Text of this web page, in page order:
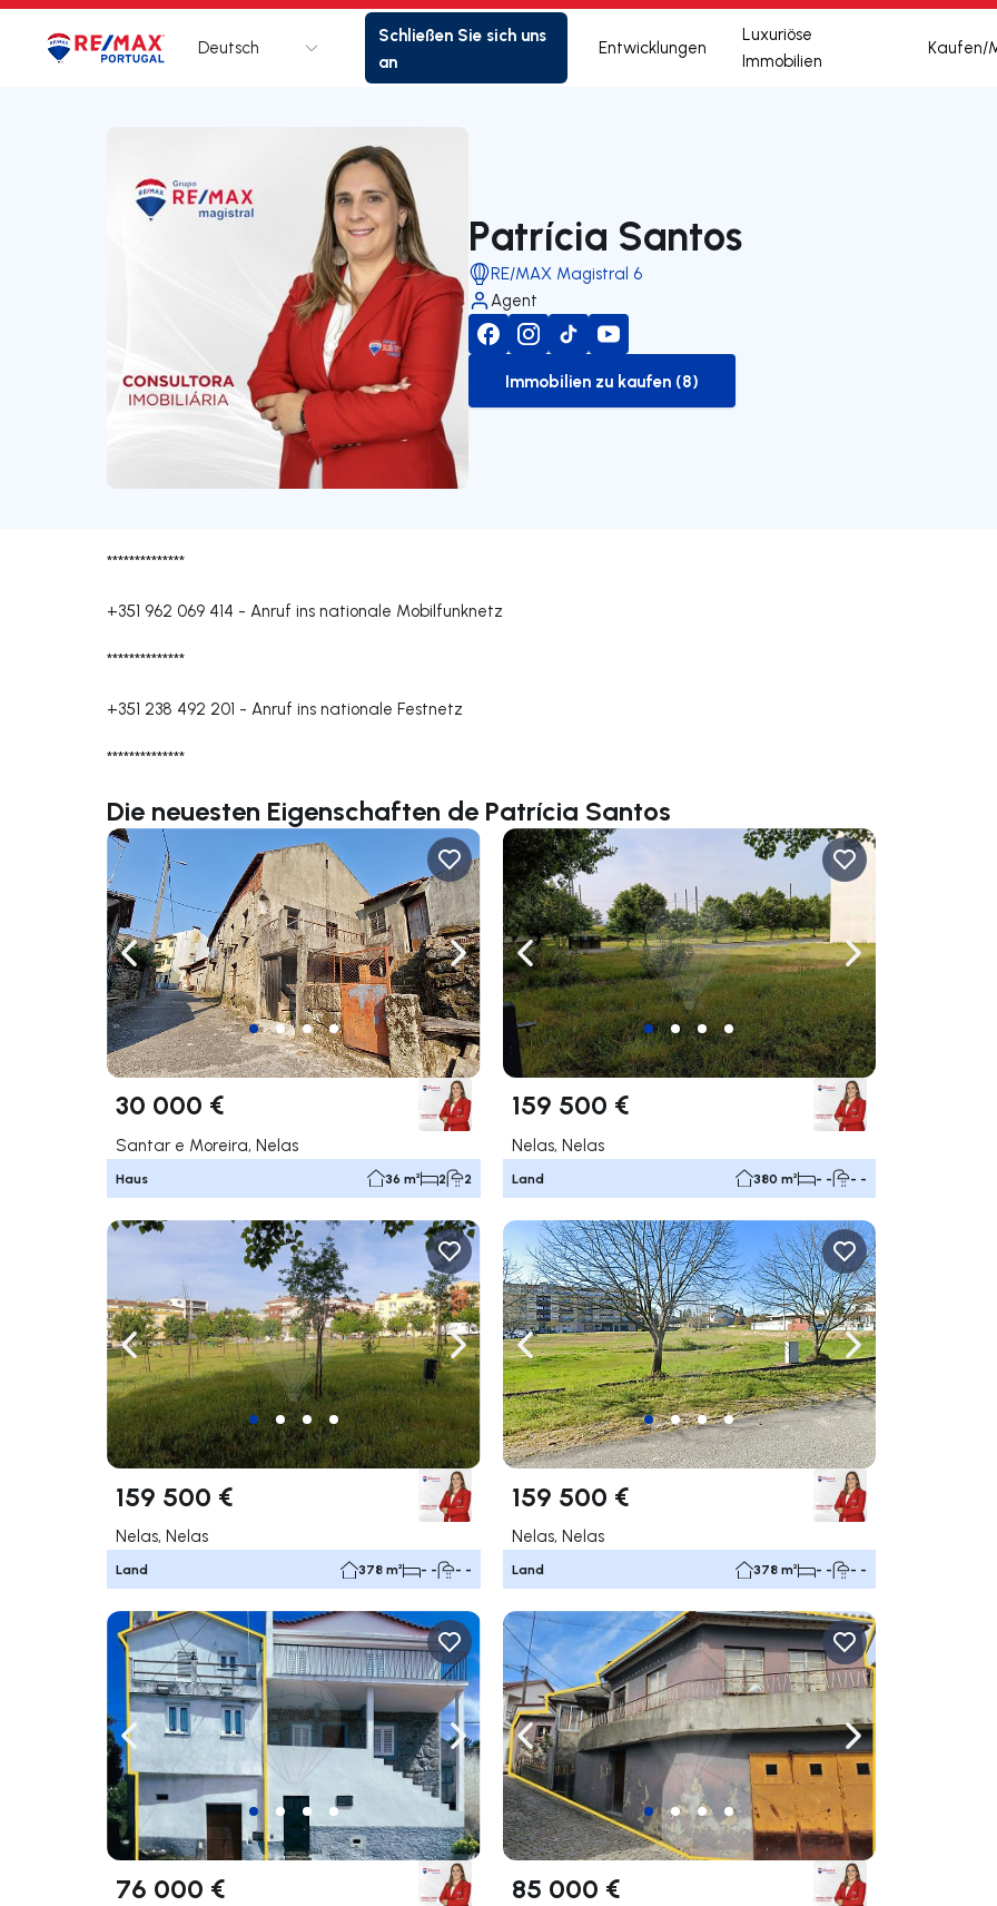
Logo Zur Startseite
Deutsch
Schließen Sie sich uns
an
Entwicklungen
Luxuriöse
Immobilien
Kaufen/
Patrícia Santos
RE/MAX Magistral 6
Agent
to-buy-listing
Immobilien zu kaufen (8)
**************
+351 962 069 414 - Anruf ins nationale Mobilfunknetz
**************
+351 238 492 201 - Anruf ins nationale Festnetz
**************
Die neuesten Eigenschaften de Patrícia Santos
Nach links navigieren Nach rechts navigieren
30 000 €
Santar e Moreira, Nelas
Haus 36 m² 2 2
Nach links navigieren Nach rechts
159 500 €
Nelas, Nelas
Land 380 m² - - - -
Nach links navigieren Nach rechts navigieren
159 500 €
Nelas, Nelas
Land 378 m² - - - -
Nach links navigieren Nach rechts
159 500 €
Nelas, Nelas
Land 378 m² - - - -
Nach links navigieren Nach rechts navigieren
76 000 €
Nach links navigieren Nach rechts
85 000 €